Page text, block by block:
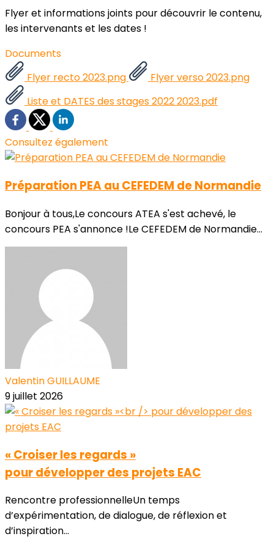
Flyer et informations joints pour découvrir le contenu,
les intervenants et les dates !
Documents
Flyer recto 2023.png
Flyer verso 2023.png
Liste et DATES des stages 2022 2023.pdf
Consultez également
Préparation PEA au CEFEDEM de Normandie
Bonjour à tous,Le concours ATEA s'est achevé, le
concours PEA s'annonce !Le CEFEDEM de Normandie...
Valentin GUILLAUME
9 juillet 2026
« Croiser les regards »
pour développer des projets EAC
Rencontre professionnelleUn temps
d’expérimentation, de dialogue, de réflexion et
d’inspiration...